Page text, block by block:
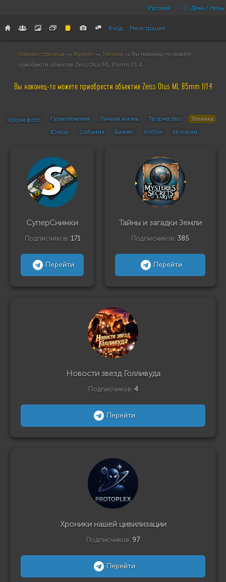
Русский День / Ночь
Вход Регистрация
Главная страница → Журнал → Техника → Вы наконец-то можете
приобрести объектив Zeiss Otus ML 85mm f/1.4
Вы наконец-то можете приобрести объектив Zeiss Otus ML 85mm f/1.4
Уроки фото Приключения Личная жизнь Творчество
Техника
Юмор
События Бизнес Хобби Истории
СуперСнимки
Подписчиков: 171
Перейти
Тайны и загадки Земли
Подписчиков: 385
Перейти
Новости звезд Голливуда
Подписчиков: 4
Перейти
Хроники нашей цивилизации
Подписчиков: 97
Перейти